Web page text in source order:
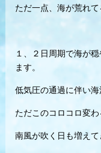
ただ一点、海が荒れて
１、２日周期で海が
ます。
低気圧の通過に伴い海
ただこのコロコロ変
南風が吹く日も増えて